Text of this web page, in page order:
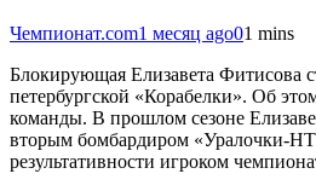
Чемпионат.com1 месяц ago01 mins
Блокирующая Елизавета Фитисова
петербургской «Корабелки». Об
команды. В прошлом сезоне
вторым бомбардиром «Уралочки-
результативности игроком